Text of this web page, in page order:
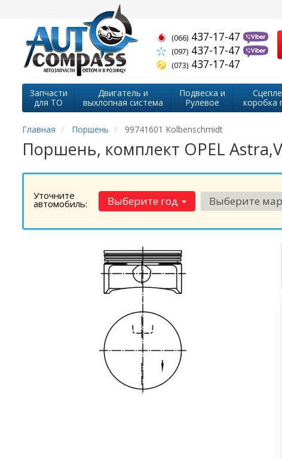
(066) 437-17-47
(097) 437-17-47
(073) 437-17-47
Запчасти
для ТО
Двигатель и
выхлопная система
Подвеска и
Рулевое
коробка
Главная Поршень 99741601 Kolbenschmidt
Поршень, комплект OPEL
Уточните
автомобиль: Выберите год Выберите